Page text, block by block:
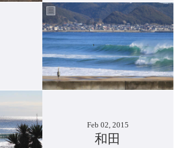
Feb 02, 2015
和田